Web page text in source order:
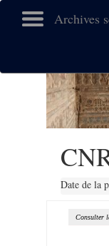
Archives
Date de la
Consulter